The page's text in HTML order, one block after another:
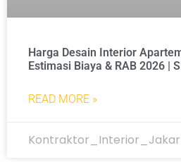
Harga Desain Interior
Estimasi Biaya & RAB 2026 |
READ MORE »